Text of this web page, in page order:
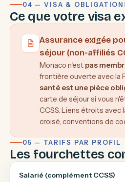
04 — VISA &
Ce que votre visa
Assurance exigée
séjour (non-affiliés
Monaco n'est pas
frontière ouverte avec la
santé est une pièce
carte de séjour si vous
CCSS. Liens étroits avec
croisé, conventions de
05 — TARIFS PAR PROFIL
Les fourchettes
Salarié (complément CCSS)